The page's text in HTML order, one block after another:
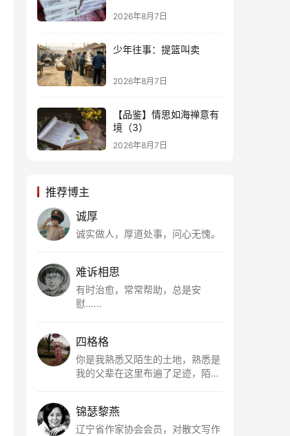
2026年8月7日
少年往事：提篮叫卖
2026年8月7日
【品鉴】情思如海禅意有
境（3）
2026年8月7日
推荐博主
诚厚
诚实做人，厚道处事，问心无愧。
难诉相思
有时治愈，常常帮助，总是安
慰……
四格格
你是我熟悉又陌生的土地，熟悉是
我的父辈在这里布遍了足迹，陌生
根所在，我用文字慢慢认识你、慢
慢熟悉你。
锦瑟黎燕
辽宁省作家协会会员，对散文写作